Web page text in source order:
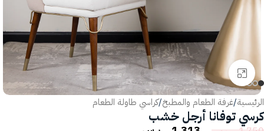
انقر للتكبير
الرئيسية/غرفة الطعام والمطبخ/كراسي طاولة الطعام
كرسي توفانا أرجل خشب